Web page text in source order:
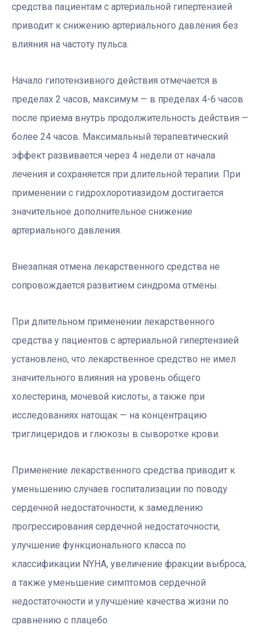
средства пациентам с артериальной гипертензией
приводит к снижению артериального давления без
влияния на частоту пульса.
Начало гипотензивного действия отмечается в
пределах 2 часов, максимум — в пределах 4-6 часов
после приема внутрь продолжительность действия —
более 24 часов. Максимальный терапевтический
эффект развивается через 4 недели от начала
лечения и сохраняется при длительной терапии. При
применении с гидрохлоротиазидом достигается
значительное дополнительное снижение
артериального давления.
Внезапная отмена лекарственного средства не
сопровождается развитием синдрома отмены.
При длительном применении лекарственного
средства у пациентов с артериальной гипертензией
установлено, что лекарственное средство не имел
значительного влияния на уровень общего
холестерина, мочевой кислоты, а также при
исследованиях натощак — на концентрацию
триглицеридов и глюкозы в сыворотке крови.
Применение лекарственного средства приводит к
уменьшению случаев госпитализации по поводу
сердечной недостаточности, к замедлению
прогрессирования сердечной недостаточности,
улучшение функционального класса по
классификации NYHA, увеличение фракции выброса,
а также уменьшение симптомов сердечной
недостаточности и улучшение качества жизни по
сравнению с плацебо.